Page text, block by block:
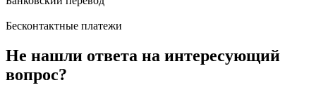
Бесконтактные платежи
Не нашли ответа на интересующий
вопрос?